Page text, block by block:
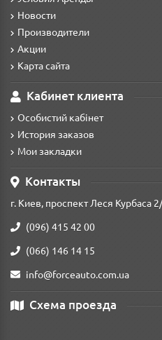
Новости
Производители
Акции
Карта сайта
Кабинет клиента
Особистий кабінет
История заказов
Мои закладки
Контакты
г. Киев, проспект Леся Курбаса
(096) 415 42 00
(066) 146 14 15
info@forceauto.com.ua
Схема проезда